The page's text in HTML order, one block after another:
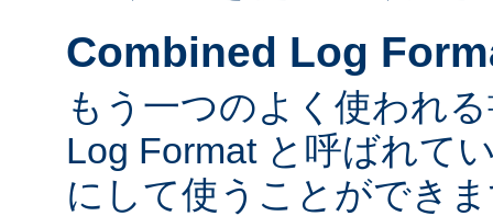
Combined Log
もう一つのよく使われ
Log Format と呼ばれて
にして使うことができ